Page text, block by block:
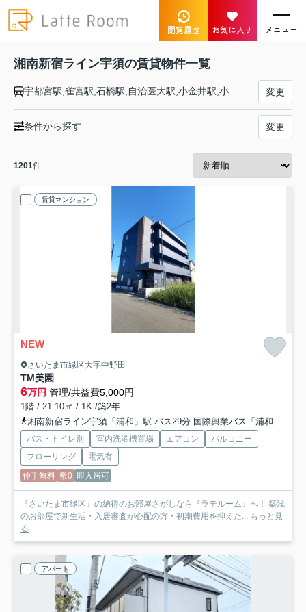
閲覧履歴 お気に入り メニュー
湘南新宿ライン宇須の賃貸物件一覧
宇都宮駅,雀宮駅,石橋駅,自治医大駅,小金井駅,小山駅,間々田駅,野木駅,古河駅,栗橋駅,東鷲宮駅,久喜駅,新白岡駅,白岡駅,蓮田駅,東大宮駅,土呂駅,大宮駅,浦和駅,赤羽駅,池袋駅,新宿駅,渋谷駅,恵比寿駅,大崎駅,西大井駅,武蔵小杉駅,新川崎駅,横浜駅,保土ケ谷駅,東戸塚駅,戸塚駅,大船駅,北鎌倉駅,鎌倉駅,逗子駅 変更
条件から探す 変更
1201件
賃貸マンション
NEW
さいたま市緑区大字中野田
TM美園
6万円 管理/共益費5,000円
1階 / 21.10㎡ / 1K /築2年
湘南新宿ライン宇須「浦和」駅 バス29分 国際興業バス「浦和美園駅西口」 停歩8分
バス・トイレ別 室内洗濯機置場 エアコン
バルコニー
フローリング
電気有
仲手無料 敷0 即入居可
『さいたま市緑区』の納得のお部屋さがしなら『ラテルーム』へ！ 築浅
のお部屋で新生活・入居審査が心配の方・初期費用を抑えた...
もっと見
る
アパート